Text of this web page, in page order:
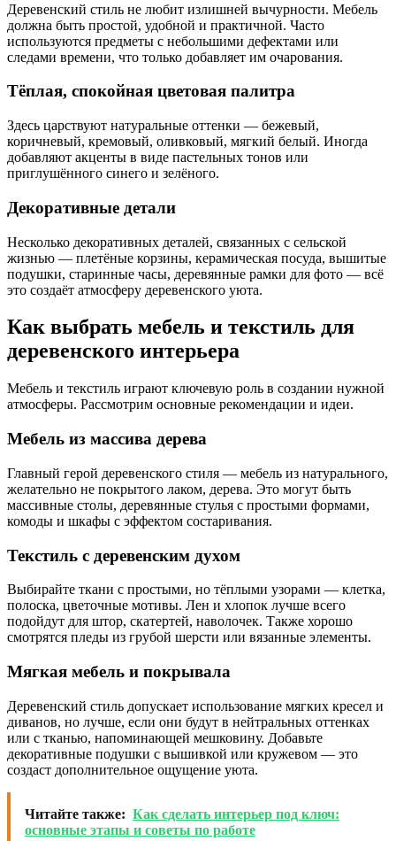
Деревенский стиль не любит излишней вычурности. Мебель
должна быть простой, удобной и практичной. Часто
используются предметы с небольшими дефектами или
следами времени, что только добавляет им очарования.
Тёплая, спокойная цветовая палитра
Здесь царствуют натуральные оттенки — бежевый,
коричневый, кремовый, оливковый, мягкий белый. Иногда
добавляют акценты в виде пастельных тонов или
приглушённого синего и зелёного.
Декоративные детали
Несколько декоративных деталей, связанных с сельской
жизнью — плетёные корзины, керамическая посуда, вышитые
подушки, старинные часы, деревянные рамки для фото — всё
это создаёт атмосферу деревенского уюта.
Как выбрать мебель и текстиль для
деревенского интерьера
Мебель и текстиль играют ключевую роль в создании нужной
атмосферы. Рассмотрим основные рекомендации и идеи.
Мебель из массива дерева
Главный герой деревенского стиля — мебель из натурального,
желательно не покрытого лаком, дерева. Это могут быть
массивные столы, деревянные стулья с простыми формами,
комоды и шкафы с эффектом состаривания.
Текстиль с деревенским духом
Выбирайте ткани с простыми, но тёплыми узорами — клетка,
полоска, цветочные мотивы. Лен и хлопок лучше всего
подойдут для штор, скатертей, наволочек. Также хорошо
смотрятся пледы из грубой шерсти или вязанные элементы.
Мягкая мебель и покрывала
Деревенский стиль допускает использование мягких кресел и
диванов, но лучше, если они будут в нейтральных оттенках
или с тканью, напоминающей мешковину. Добавьте
декоративные подушки с вышивкой или кружевом — это
создаст дополнительное ощущение уюта.
Читайте также: Как сделать интерьер под ключ:
основные этапы и советы по работе